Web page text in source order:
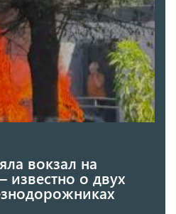
вокзал на
о двух